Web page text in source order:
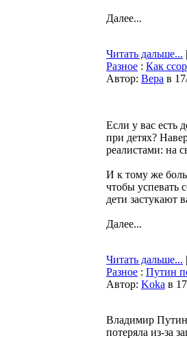
Далее...
Читать дальше...
Разное : Как
Автор: Bepa в
Если у вас есть
при детях?
реалистами: на
И к тому же
чтобы успевать
дети застукают
Далее...
Читать дальше...
Разное : Путин
Автор: Koka в
Владимир Путин
потеряла из-за